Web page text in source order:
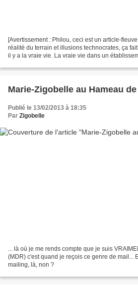
[Avertissement : Philou, ceci est un article-
réalité du terrain et illusions technocrates, ça
il y a la vraie vie. La vraie vie dans un
Marie-Zigobelle au Hameau
Publié le 13/02/2013 à 18:35
Par Zigobelle
... là où je me rends compte que je suis
(MDR) c'est quand je reçois ce genre de mail...
mailing, là, non ?